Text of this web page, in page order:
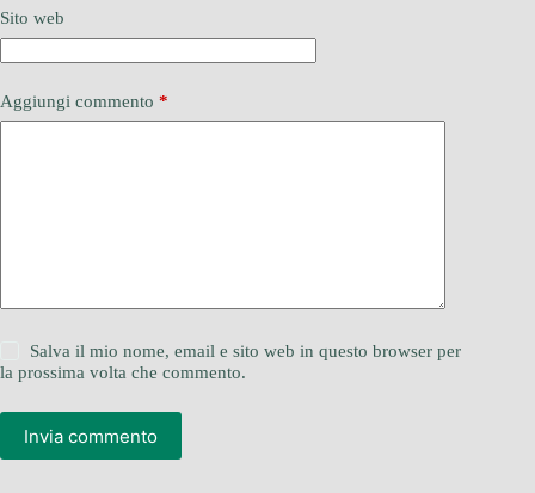
Sito web
Aggiungi commento *
Salva il mio nome, email e sito web in questo browser per
la prossima volta che commento.
Invia commento